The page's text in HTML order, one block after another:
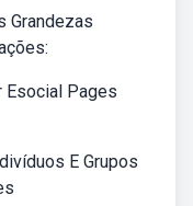
Grandezas
Esocial Pages
E Grupos